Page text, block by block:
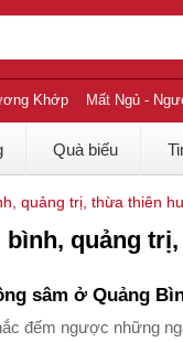
Khớp Mất Ngủ -
Quà biếu
quảng trị, thừa thiên
quảng
sâm ở Quảng
đếm ngược những